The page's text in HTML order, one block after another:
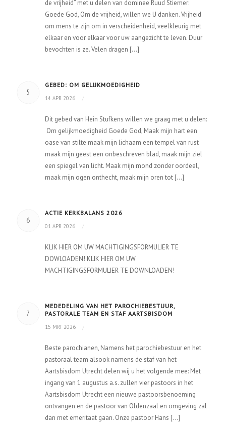
de vrijheid” met u delen van dominee Ruud Stiemer:
Goede God, Om de vrijheid, willen we U danken. Vrijheid
om mens te zijn om in verscheidenheid, veelkleurig met
elkaar en voor elkaar voor uw aangezicht te leven. Duur
bevochten is ze. Velen dragen […]
5
GEBED: OM GELIJKMOEDIGHEID
14 APR 2026 /
Dit gebed van Hein Stufkens willen we graag met u delen:
Om gelijkmoedigheid Goede God, Maak mijn hart een
oase van stilte maak mijn lichaam een tempel van rust
maak mijn geest een onbeschreven blad, maak mijn ziel
een spiegel van licht. Maak mijn mond zonder oordeel,
maak mijn ogen onthecht, maak mijn oren tot […]
6
ACTIE KERKBALANS 2026
01 APR 2026 /
KLIK HIER OM UW MACHTIGINGSFORMULIER TE
DOWLOADEN! KLIK HIER OM UW
MACHTIGINGSFORMULIER TE DOWNLOADEN!
7
MEDEDELING VAN HET PAROCHIEBESTUUR,
PASTORALE TEAM EN STAF AARTSBISDOM
15 MRT 2026 /
Beste parochianen, Namens het parochiebestuur en het
pastoraal team alsook namens de staf van het
Aartsbisdom Utrecht delen wij u het volgende mee: Met
ingang van 1 augustus a.s. zullen vier pastoors in het
Aartsbisdom Utrecht een nieuwe pastoorsbenoeming
ontvangen en de pastoor van Oldenzaal en omgeving zal
dan met emeritaat gaan. Onze pastoor Hans […]